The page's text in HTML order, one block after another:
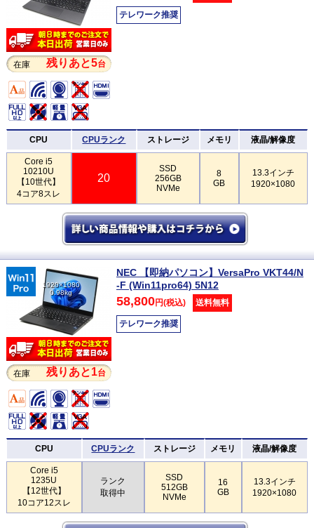
在庫 残りあと5台
テレワーク推奨
CPU CPUランク ストレージ メモリ 液晶/解像度
Core i5
10210U
【10世代】
4コア8スレ
20
SSD
256GB
NVMe
8
GB
13.3インチ
1920×1080
1920×1080
0.98kg
在庫 残りあと1台
NEC 【即納パソコン】VersaPro VKT44/N
-F (Win11pro64) 5N12
58,800円(税込) 送料無料
テレワーク推奨
CPU CPUランク ストレージ メモリ 液晶/解像度
Core i5
1235U
【12世代】
10コア12スレ
ランク
取得中
SSD
512GB
NVMe
16
GB
13.3インチ
1920×1080